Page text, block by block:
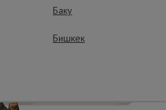
Баку
Бишкек